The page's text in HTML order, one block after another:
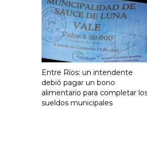
Entre Ríos: un intendente
debió pagar un bono
alimentario para completar
sueldos municipales